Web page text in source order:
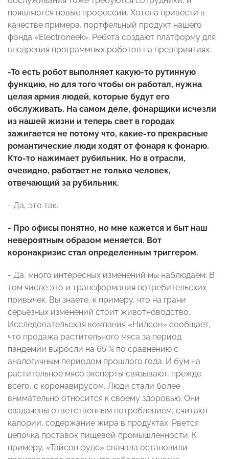
появляются новые профессии. Хотела привести в
качестве примера, портфельный продукт нашего
фонда «Electroneek». Ребята создают платформу для
внедрения программных роботов на предприятиях.
-То есть робот выполняет какую-то рутинную
функцию, но для того чтобы он работал, нужна
целая армия людей, которые будут его
обслуживать. На самом деле, фонарщики исчезли
из нашей жизни и теперь свет в городах
зажигается не потому что, какие-то прекрасные
романтические люди ходят от фонаря к фонарю.
Кто-то нажимает рубильник. Но в отрасли,
очевидно, работает не только человек,
отвечающий за рубильник.
- Да, это так.
- Про офисы понятно, но мне кажется и быт наш
невероятным образом меняется. Вот
коронакризис стал определенным триггером.
- Да, много интересных изменений мы наблюдаем. В
том числе это и трансформация потребительских
привычек. Вы знаете, к примеру, что на грани
серьезных изменений стоит животноводство.
Исследовательская компания «Нилсон» сообщает,
что продажа растительного мяса за период
пандемии выросли на 65 % по сравнению с
аналогичным периодом прошлого года. И бум на
растительное мясо эксперты связывают, прежде
всего, с коронавирусом. Люди стали более
внимательно относится к своему здоровью. Они
озадачены ответственным потреблением, считают
калории, содержание жира в продуктах. Рвется
цепочка поставок пищевой промышленности. К
примеру, «Тайсон фудс» сначала остановили